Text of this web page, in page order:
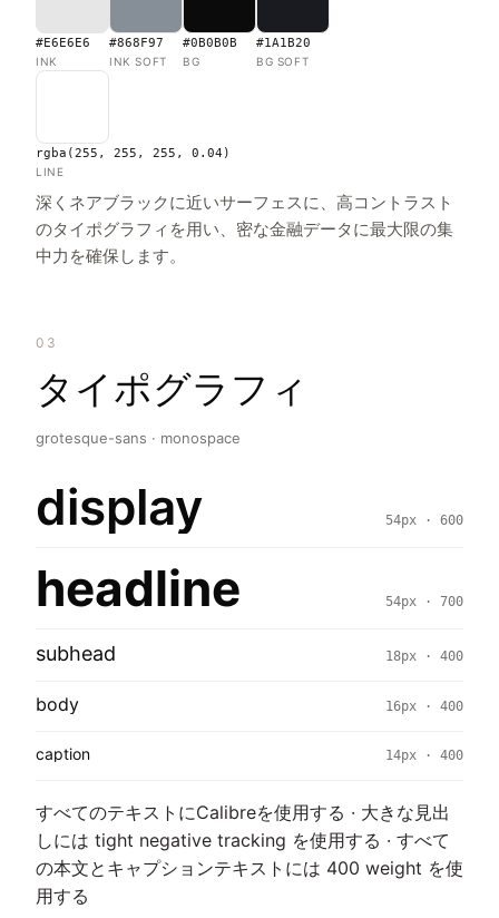
#E6E6E6
INK
#868F97
INK SOFT
#0B0B0B
BG
#1A1B20
BG SOFT
rgba(255, 255, 255, 0.04)
LINE
深くネアブラックに近いサーフェスに、高コントラスト
のタイポグラフィを用い、密な金融データに最大限の集
中力を確保します。
03
タイポグラフィ
grotesque-sans · monospace
display 54px · 600
headline 54px · 700
subhead 18px · 400
body 16px · 400
caption 14px · 400
すべてのテキストにCalibreを使用する · 大きな見出
しには tight negative tracking を使用する · すべて
の本文とキャプションテキストには 400 weight を使
用する